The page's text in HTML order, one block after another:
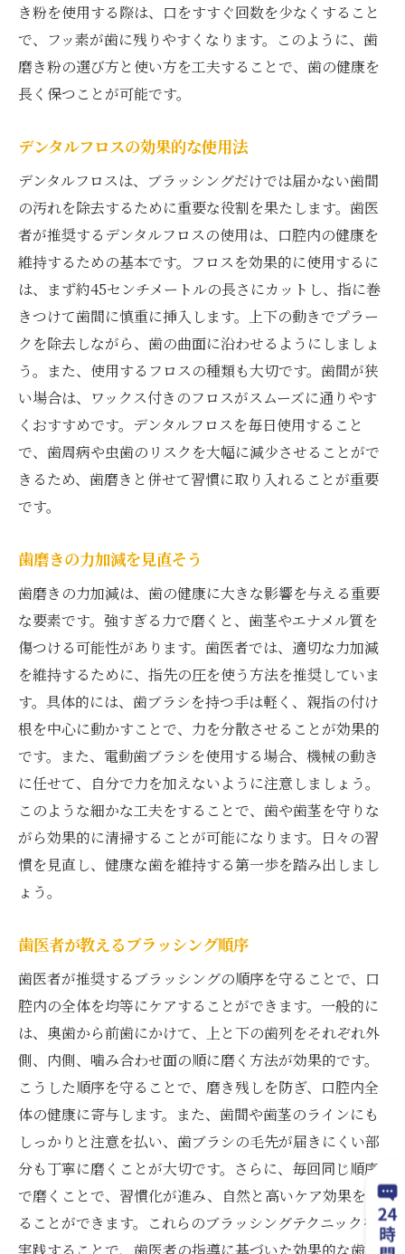
き粉を使用する際は、口をすすぐ回数を少なくすること
で、フッ素が歯に残りやすくなります。このように、歯
磨き粉の選び方と使い方を工夫することで、歯の健康を
長く保つことが可能です。
デンタルフロスの効果的な使用法
デンタルフロスは、ブラッシングだけでは届かない歯間
の汚れを除去するために重要な役割を果たします。歯医
者が推奨するデンタルフロスの使用は、口腔内の健康を
維持するための基本です。フロスを効果的に使用するに
は、まず約45センチメートルの長さにカットし、指に巻
きつけて歯間に慎重に挿入します。上下の動きでプラー
クを除去しながら、歯の曲面に沿わせるようにしましょ
う。また、使用するフロスの種類も大切です。歯間が狭
い場合は、ワックス付きのフロスがスムーズに通りやす
くおすすめです。デンタルフロスを毎日使用すること
で、歯周病や虫歯のリスクを大幅に減少させることがで
きるため、歯磨きと併せて習慣に取り入れることが重要
です。
歯磨きの力加減を見直そう
歯磨きの力加減は、歯の健康に大きな影響を与える重要
な要素です。強すぎる力で磨くと、歯茎やエナメル質を
傷つける可能性があります。歯医者では、適切な力加減
を維持するために、指先の圧を使う方法を推奨していま
す。具体的には、歯ブラシを持つ手は軽く、親指の付け
根を中心に動かすことで、力を分散させることが効果的
です。また、電動歯ブラシを使用する場合、機械の動き
に任せて、自分で力を加えないように注意しましょう。
このような細かな工夫をすることで、歯や歯茎を守りな
がら効果的に清掃することが可能になります。日々の習
慣を見直し、健康な歯を維持する第一歩を踏み出しまし
ょう。
歯医者が教えるブラッシング順序
歯医者が推奨するブラッシングの順序を守ることで、口
腔内の全体を均等にケアすることができます。一般的に
は、奥歯から前歯にかけて、上と下の歯列をそれぞれ外
側、内側、噛み合わせ面の順に磨く方法が効果的です。
こうした順序を守ることで、磨き残しを防ぎ、口腔内全
体の健康に寄与します。また、歯間や歯茎のラインにも
しっかりと注意を払い、歯ブラシの毛先が届きにくい部
分も丁寧に磨くことが大切です。さらに、毎回同じ順序
で磨くことで、習慣化が進み、自然と高いケア効果を得
ることができます。これらのブラッシングテクニックを